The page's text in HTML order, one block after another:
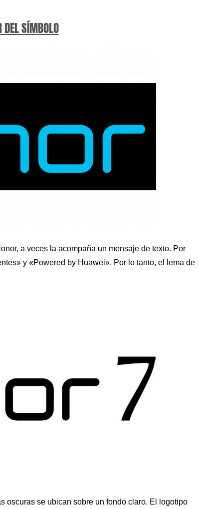
DEL SÍMBOLO
a veces la acompaña un mensaje de texto. Por
y «Powered by Huawei». Por lo tanto, el lema de
oscuras se ubican sobre un fondo claro. El logotipo